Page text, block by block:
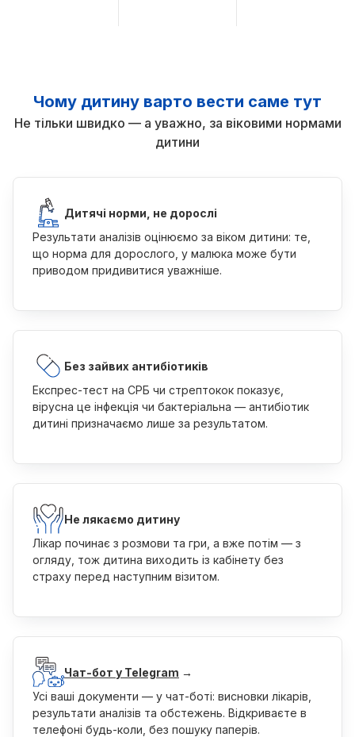
Чому дитину варто вести саме тут
Не тільки швидко — а уважно, за віковими нормами
дитини
Дитячі норми, не дорослі
Результати аналізів оцінюємо за віком дитини: те,
що норма для дорослого, у малюка може бути
приводом придивитися уважніше.
Без зайвих антибіотиків
Експрес-тест на СРБ чи стрептокок показує,
вірусна це інфекція чи бактеріальна — антибіотик
дитині призначаємо лише за результатом.
Не лякаємо дитину
Лікар починає з розмови та гри, а вже потім — з
огляду, тож дитина виходить із кабінету без
страху перед наступним візитом.
Чат-бот у Telegram →
Усі ваші документи — у чат-боті: висновки лікарів,
результати аналізів та обстежень. Відкриваєте в
телефоні будь-коли, без пошуку паперів.